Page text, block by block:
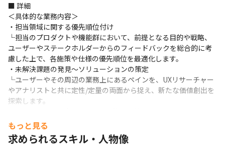
■ 詳細
＜具体的な業務内容＞
・担当領域に関する優先順位付け
└担当のプロダクトや機能群において、前提となる目的や戦略、
ユーザーやステークホルダーからのフィードバックを総合的に考
慮した上で、各施策や仕様の優先順位を最適化します。
・未解決課題の発見〜ソリューションの策定
└ユーザーやその周辺の業務上にあるペインを、UXリサーチャー
やアナリストと共に定性/定量の両面から捉え、新たな価値創出を
探索します。
└担当する開発アイテムの目的やユースケースを踏まえ、価値創
出には何をどのような形で実現すべきかを言語化し、PRDの作成
から、実装における詳細なユーザー体験の設計、リリース後の検
もっと見る
求められるスキル・人物像